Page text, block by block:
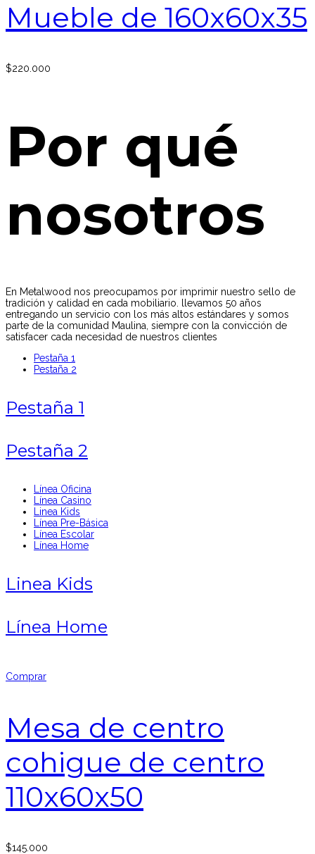
Mueble de 160x60x35
$220.000
Por qué
nosotros
En Metalwood nos preocupamos por imprimir nuestro sello de
tradición y calidad en cada mobiliario. llevamos 50 años
entregando un servicio con los más altos estándares y somos
parte de la comunidad Maulina, siempre con la convicción de
satisfacer cada necesidad de nuestros clientes
Pestaña 1
Pestaña 2
Pestaña 1
Pestaña 2
Línea Oficina
Línea Casino
Linea Kids
Línea Pre-Básica
Línea Escolar
Línea Home
Linea Kids
Línea Home
Comprar
Mesa de centro
cohigue de centro
110x60x50
$145.000